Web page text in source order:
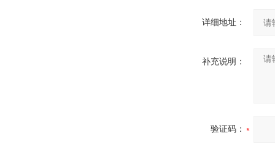
详细地址：
补充说明：
验证码：